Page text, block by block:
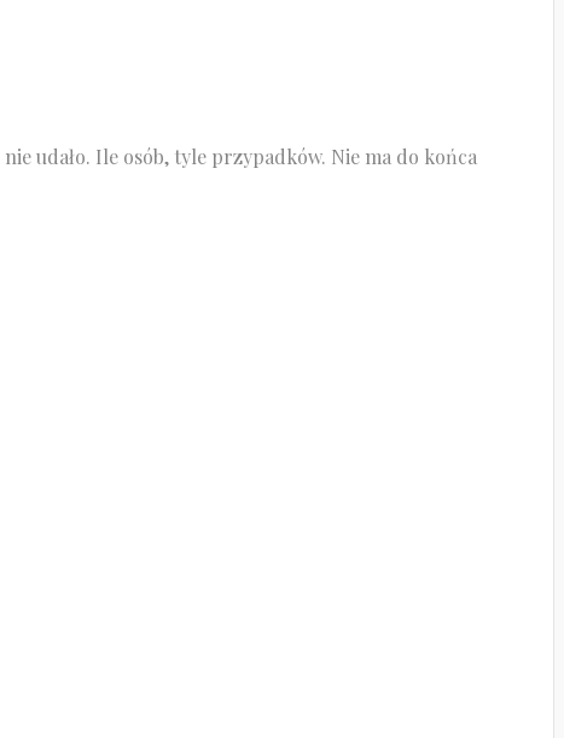
udało. Ile osób, tyle przypadków. Nie ma do końca